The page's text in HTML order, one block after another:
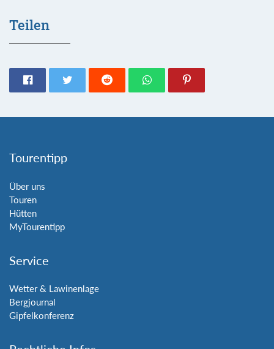
Teilen
Tourentipp
Über uns
Touren
Hütten
MyTourentipp
Service
Wetter & Lawinenlage
Bergjournal
Gipfelkonferenz